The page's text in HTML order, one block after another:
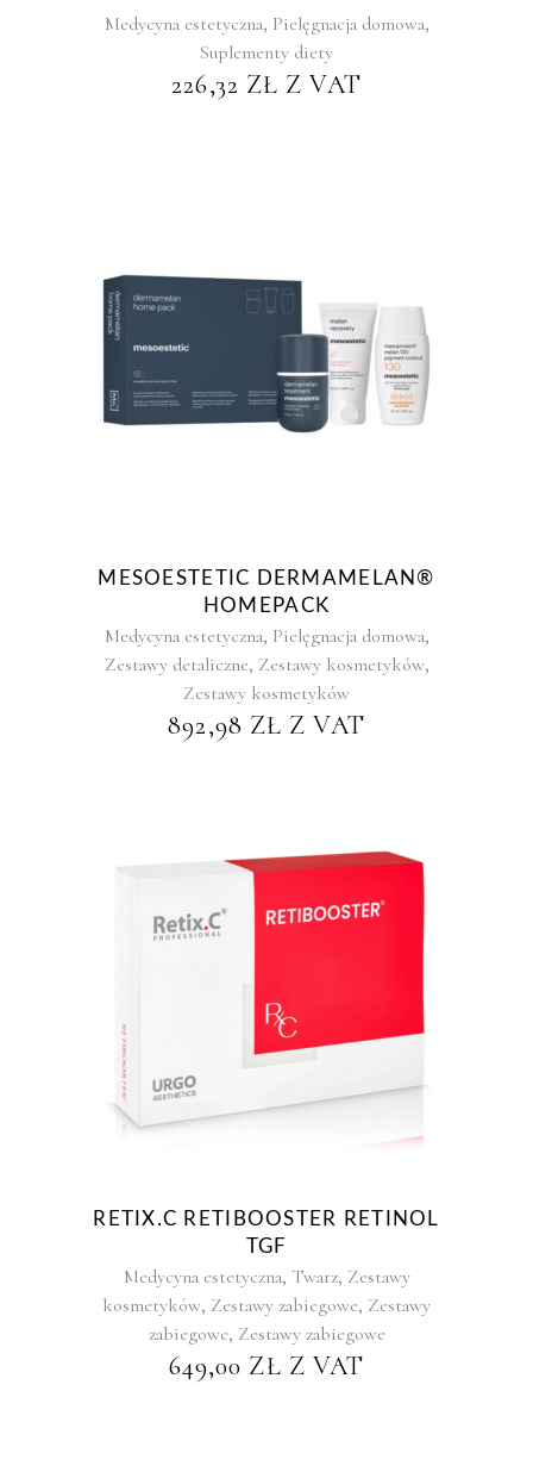
Medycyna estetyczna, Pielęgnacja domowa,
Suplementy diety
226,32 ZŁ Z VAT
MESOESTETIC DERMAMELAN®
HOMEPACK
Medycyna estetyczna, Pielęgnacja domowa,
Zestawy detaliczne, Zestawy kosmetyków,
Zestawy kosmetyków
892,98 ZŁ Z VAT
RETIX.C RETIBOOSTER RETINOL
TGF
Medycyna estetyczna, Twarz, Zestawy
kosmetyków, Zestawy zabiegowe, Zestawy
zabiegowe, Zestawy zabiegowe
649,00 ZŁ Z VAT